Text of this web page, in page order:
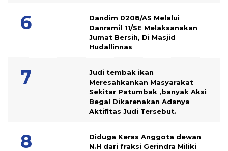
Dandim 0208/AS Melalui
Danramil 11/SE Melaksanakan
Jumat Bersih, Di Masjid
Hudallinnas
Judi tembak ikan
Meresahkankan Masyarakat
Sekitar Patumbak ,banyak Aksi
Begal Dikarenakan Adanya
Aktifitas Judi Tersebut.
Diduga Keras Anggota dewan
N.H dari fraksi Gerindra Miliki